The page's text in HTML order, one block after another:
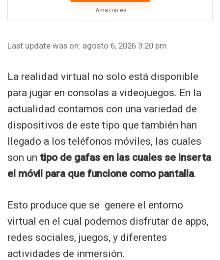
Amazon.es
Last update was on: agosto 6, 2026 3:20 pm
La realidad virtual no solo está disponible
para jugar en consolas a videojuegos. En la
actualidad contamos con una variedad de
dispositivos de este tipo que también han
llegado a los teléfonos móviles, las cuales
son un tipo de gafas en las cuales se inserta
el móvil para que funcione como pantalla.
Esto produce que se genere el entorno
virtual en el cual podemos disfrutar de apps,
redes sociales, juegos, y diferentes
actividades de inmersión.